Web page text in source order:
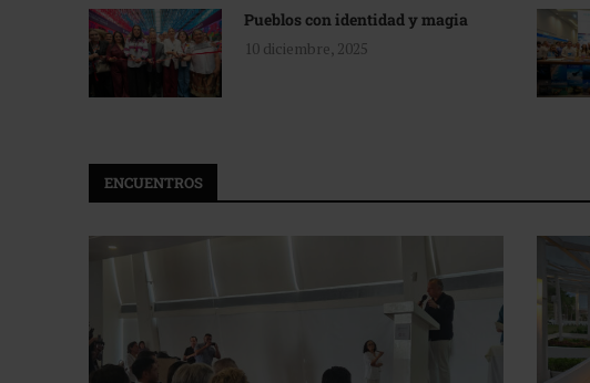
Pueblos con identidad y magia
10 diciembre, 2025
ENCUENTROS